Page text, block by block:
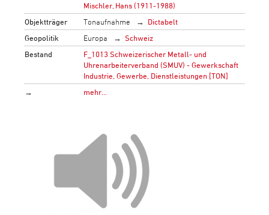
Mischler, Hans (1911-1988)
Objektträger
Tonaufnahme
Dictabelt
Geopolitik
Europa
Schweiz
Bestand
F_1013 Schweizerischer Metall- und
Uhrenarbeiterverband (SMUV) - Gewerkschaft
Industrie, Gewerbe, Dienstleistungen [TON]
→
mehr…